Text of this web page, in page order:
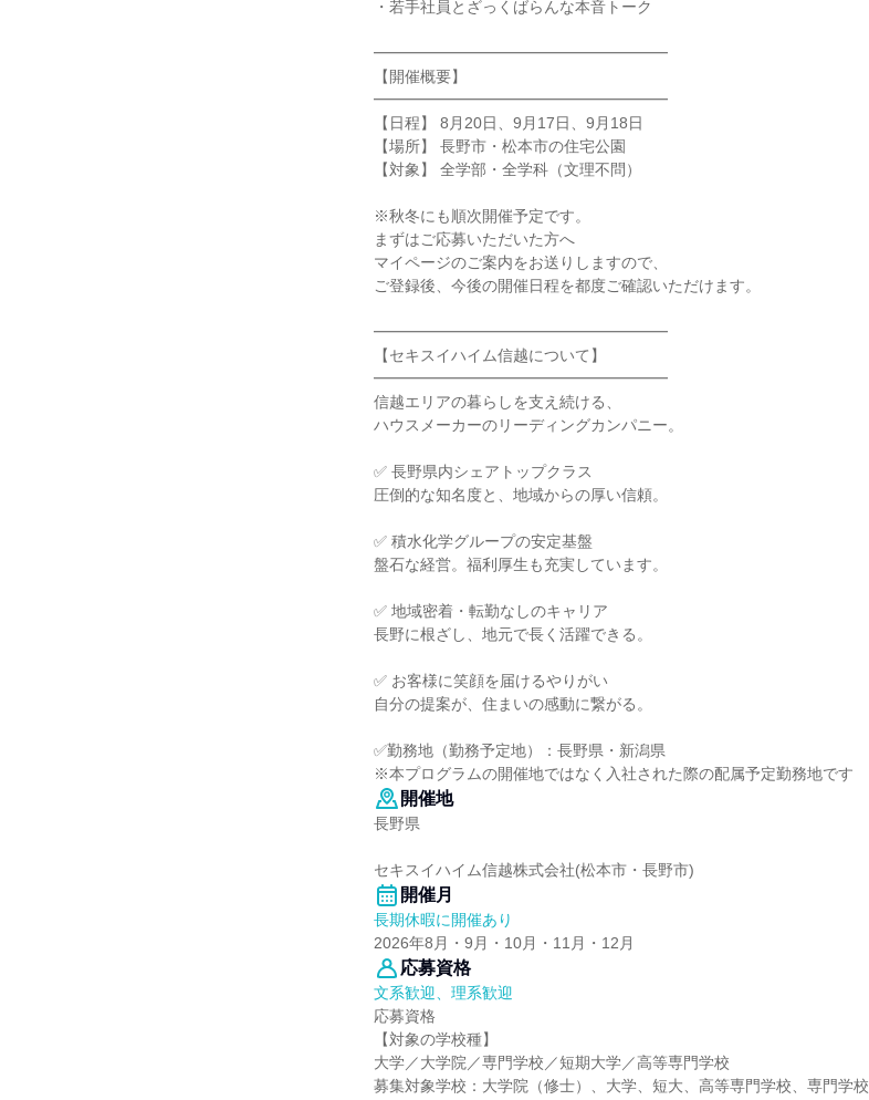
・若手社員とざっくばらんな本音トーク
━━━━━━━━━━━━━━━━━━━
【開催概要】
━━━━━━━━━━━━━━━━━━━
【日程】 8月20日、9月17日、9月18日
【場所】 長野市・松本市の住宅公園
【対象】 全学部・全学科（文理不問）
※秋冬にも順次開催予定です。
まずはご応募いただいた方へ
マイページのご案内をお送りしますので、
ご登録後、今後の開催日程を都度ご確認いただけます。
━━━━━━━━━━━━━━━━━━━
【セキスイハイム信越について】
━━━━━━━━━━━━━━━━━━━
信越エリアの暮らしを支え続ける、
ハウスメーカーのリーディングカンパニー。
✅ 長野県内シェアトップクラス
圧倒的な知名度と、地域からの厚い信頼。
✅ 積水化学グループの安定基盤
盤石な経営。福利厚生も充実しています。
✅ 地域密着・転勤なしのキャリア
長野に根ざし、地元で長く活躍できる。
✅ お客様に笑顔を届けるやりがい
自分の提案が、住まいの感動に繋がる。
✅勤務地（勤務予定地）：長野県・新潟県
※本プログラムの開催地ではなく入社された際の配属予定勤務地です
開催地
長野県
セキスイハイム信越株式会社(松本市・長野市)
開催月
長期休暇に開催あり
2026年8月・9月・10月・11月・12月
応募資格
文系歓迎、理系歓迎
応募資格
【対象の学校種】
大学／大学院／専門学校／短期大学／高等専門学校
募集対象学校：大学院（修士）、大学、短大、高等専門学校、専門学校